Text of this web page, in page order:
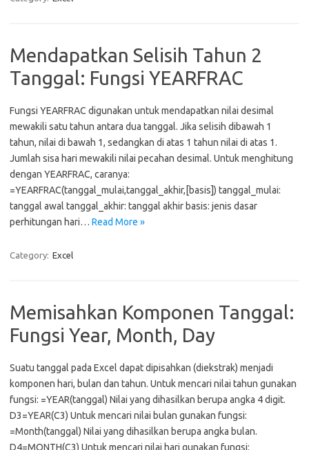
Mendapatkan Selisih Tahun 2
Tanggal: Fungsi YEARFRAC
Fungsi YEARFRAC digunakan untuk mendapatkan nilai desimal
mewakili satu tahun antara dua tanggal. Jika selisih dibawah 1
tahun, nilai di bawah 1, sedangkan di atas 1 tahun nilai di atas 1.
Jumlah sisa hari mewakili nilai pecahan desimal. Untuk menghitung
dengan YEARFRAC, caranya:
=YEARFRAC(tanggal_mulai,tanggal_akhir,[basis]) tanggal_mulai:
tanggal awal tanggal_akhir: tanggal akhir basis: jenis dasar
perhitungan hari… Read More »
Category: Excel
Memisahkan Komponen Tanggal:
Fungsi Year, Month, Day
Suatu tanggal pada Excel dapat dipisahkan (diekstrak) menjadi
komponen hari, bulan dan tahun. Untuk mencari nilai tahun gunakan
fungsi: =YEAR(tanggal) Nilai yang dihasilkan berupa angka 4 digit.
D3=YEAR(C3) Untuk mencari nilai bulan gunakan fungsi:
=Month(tanggal) Nilai yang dihasilkan berupa angka bulan.
D4=MONTH(C3) Untuk mencari nilai hari gunakan fungsi: